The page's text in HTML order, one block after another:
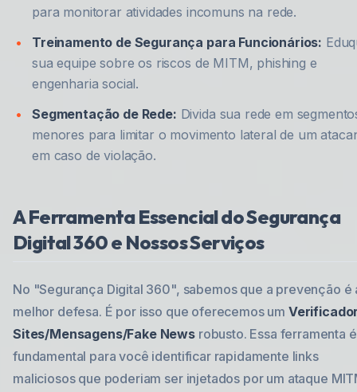
para monitorar atividades incomuns na rede.
Treinamento de Segurança para Funcionários:
sua equipe sobre os riscos de MITM, phishing e
engenharia social.
Segmentação de Rede: Divida sua rede em
menores para limitar o movimento lateral de um
em caso de violação.
A Ferramenta Essencial do Segurança
Digital 360 e Nossos Serviços
No "Segurança Digital 360", sabemos que a prevenção é
melhor defesa. É por isso que oferecemos um
Sites/Mensagens/Fake News robusto. Essa ferramenta é
fundamental para você identificar rapidamente links
maliciosos que poderiam ser injetados por um ataque